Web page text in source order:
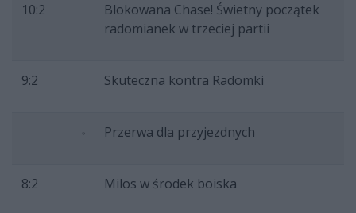
10:2
Blokowana Chase! Świetny początek
radomianek w trzeciej partii
9:2 Skuteczna kontra Radomki
Przerwa dla przyjezdnych
8:2 Milos w środek boiska